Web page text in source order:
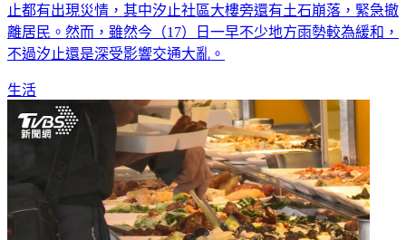
止都有出現災情，其中汐止社區大樓旁還有土石崩落，緊急撤
離居民。然而，雖然今（17）日一早不少地方雨勢較為緩和，
不過汐止還是深受影響交通大亂。
生活